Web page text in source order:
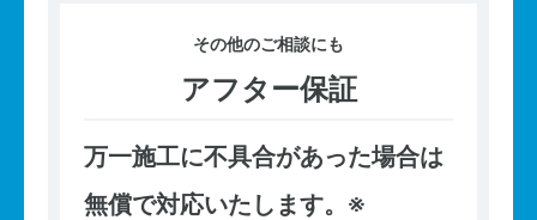
その他のご相談にも
アフター保証
万一施工に不具合があった場合は
無償で対応いたします。※